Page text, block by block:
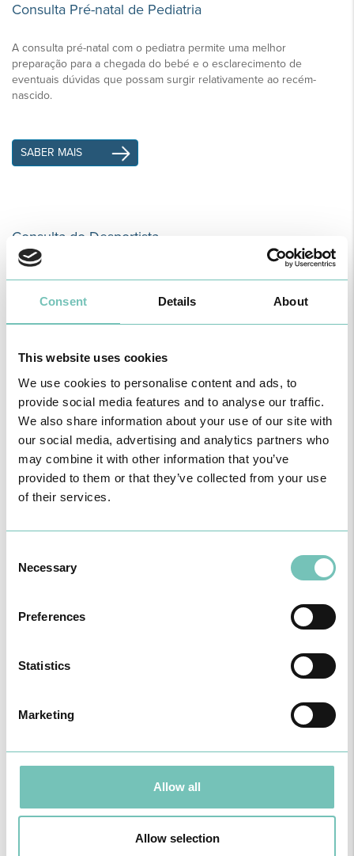
Consent Details About
This website uses cookies
We use cookies to personalise content and ads, to
provide social media features and to analyse our traffic.
We also share information about your use of our site with
our social media, advertising and analytics partners who
may combine it with other information that you’ve
provided to them or that they’ve collected from your use
of their services.
Selection
Necessary
Preferences
Statistics
Marketing
Allow all
Allow selection
Consulta Pré-natal de Pediatria
A consulta pré-natal com o pediatra permite uma melhor
preparação para a chegada do bebé e o esclarecimento de
eventuais dúvidas que possam surgir relativamente ao recém-
nascido.
SABER MAIS
Consulta do Desportista
por médicos especializados, esta consulta tem como foco principal
a avaliação detalhada do estado de saúde.
SABER MAIS
Consulta de Diabetes
Esta é uma consulta integrada com o apoio das várias valências
complexa e abrangente como é a Diabetes.
O caráter multisistémico destas patologias aliado à variabilidade